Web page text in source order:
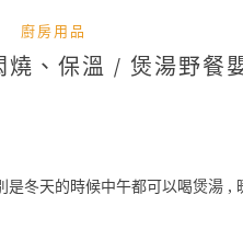
廚房用品
、保溫 / 煲湯野餐
冬天的時候中午都可以喝煲湯 ,